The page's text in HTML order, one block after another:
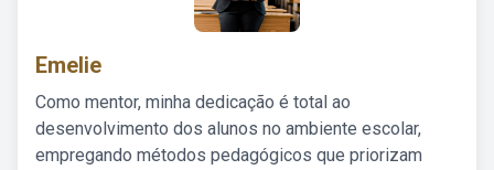
Emelie
Como mentor, minha dedicação é total ao
desenvolvimento dos alunos no ambiente escolar,
empregando métodos pedagógicos que priorizam